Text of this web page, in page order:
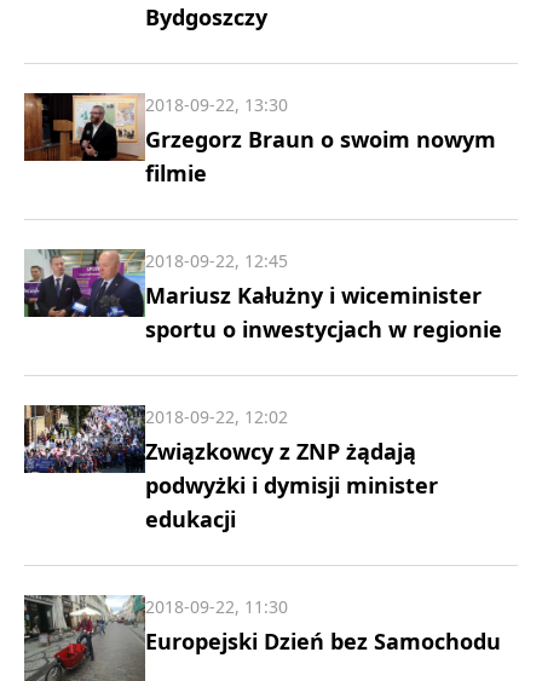
Bydgoszczy
Grzegorz Braun o swoim nowym
filmie
2018-09-22, 13:30
Mariusz Kałużny i wiceminister
sportu o inwestycjach w regionie
2018-09-22, 12:45
Związkowcy z ZNP żądają
podwyżki i dymisji minister
edukacji
2018-09-22, 12:02
Europejski Dzień bez Samochodu
2018-09-22, 11:30